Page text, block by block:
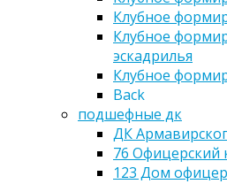
Клубное
Клубное
эскадрилья
Клубное
Back
подшефные дк
ДК
76 Офицерский
123 Дом